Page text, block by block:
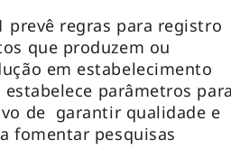
prevê regras para registro
que produzem ou
em estabelecimento
parâmetros
de garantir qualidade e
fomentar pesquisas